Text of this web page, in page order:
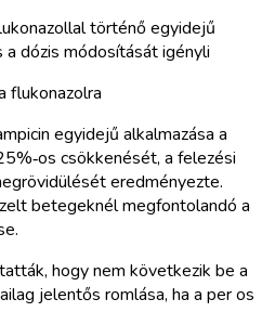
történő egyidejű
dózis módosítását igényli
flukonazolra
egyidejű alkalmazása a
csökkenését, a felezési
eredményezte.
betegeknél megfontolandó a
hogy nem következik be a
jelentős romlása, ha a per os